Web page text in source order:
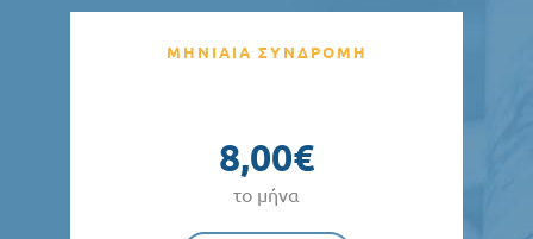
ΜΗΝΙΑΙΑ ΣΥΝΔΡΟΜΗ
8,00€
το μήνα